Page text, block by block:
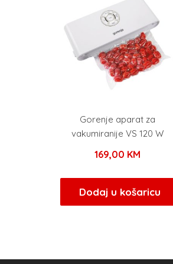
Gorenje aparat za
vakumiranije VS 120 W
169,00 KM
Dodaj u košaricu